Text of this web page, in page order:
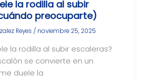
la rodilla al subir
preocuparte)
Reyes / noviembre 25, 2025
la rodilla al subir escaleras?
se convierte en un
duele la